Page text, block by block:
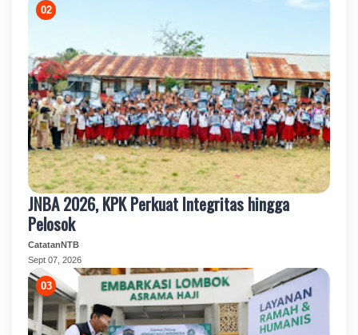
JNBA 2026, KPK Perkuat Integritas hingga
Pelosok
CatatanNTB
Sept 07, 2026